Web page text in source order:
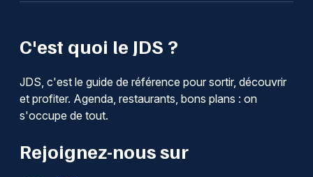
C'est quoi le JDS ?
JDS, c'est le guide de référence pour sortir, découvrir
et profiter. Agenda, restaurants, bons plans : on
s'occupe de tout.
Rejoignez-nous sur